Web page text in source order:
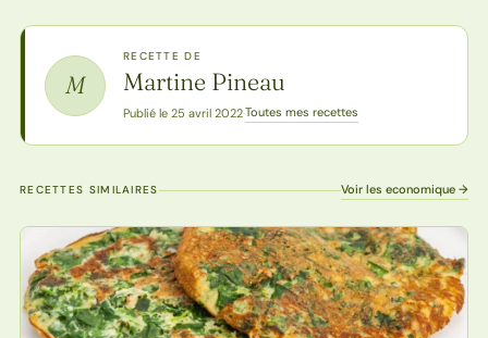
M
RECETTE DE
Martine Pineau
Publié le 25 avril 2022·Toutes mes recettes
RECETTES SIMILAIRES Voir les economique →